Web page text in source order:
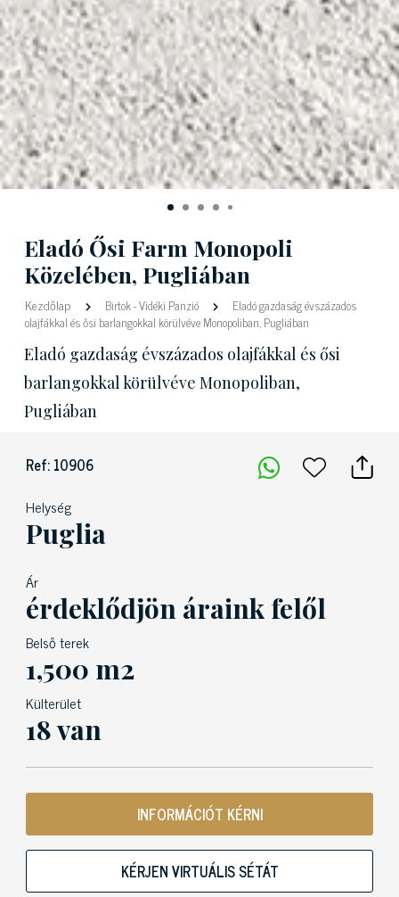
Eladó Ősi Farm Monopoli
Közelében, Pugliában
Kezdőlap Birtok-Vidéki Panzió
Eladó gazdaság évszázados
olajfákkal és ősi barlangokkal körülvéve Monopoliban, Pugliában
Eladó gazdaság évszázados olajfákkal és ősi
barlangokkal körülvéve Monopoliban,
Pugliában
Ref: 10906
Helység
Puglia
Ár
érdeklődjön áraink felől
Belső terek
1,500 m2
Külterület
18 van
INFORMÁCIÓT KÉRNI
KÉRJEN VIRTUÁLIS SÉTÁT